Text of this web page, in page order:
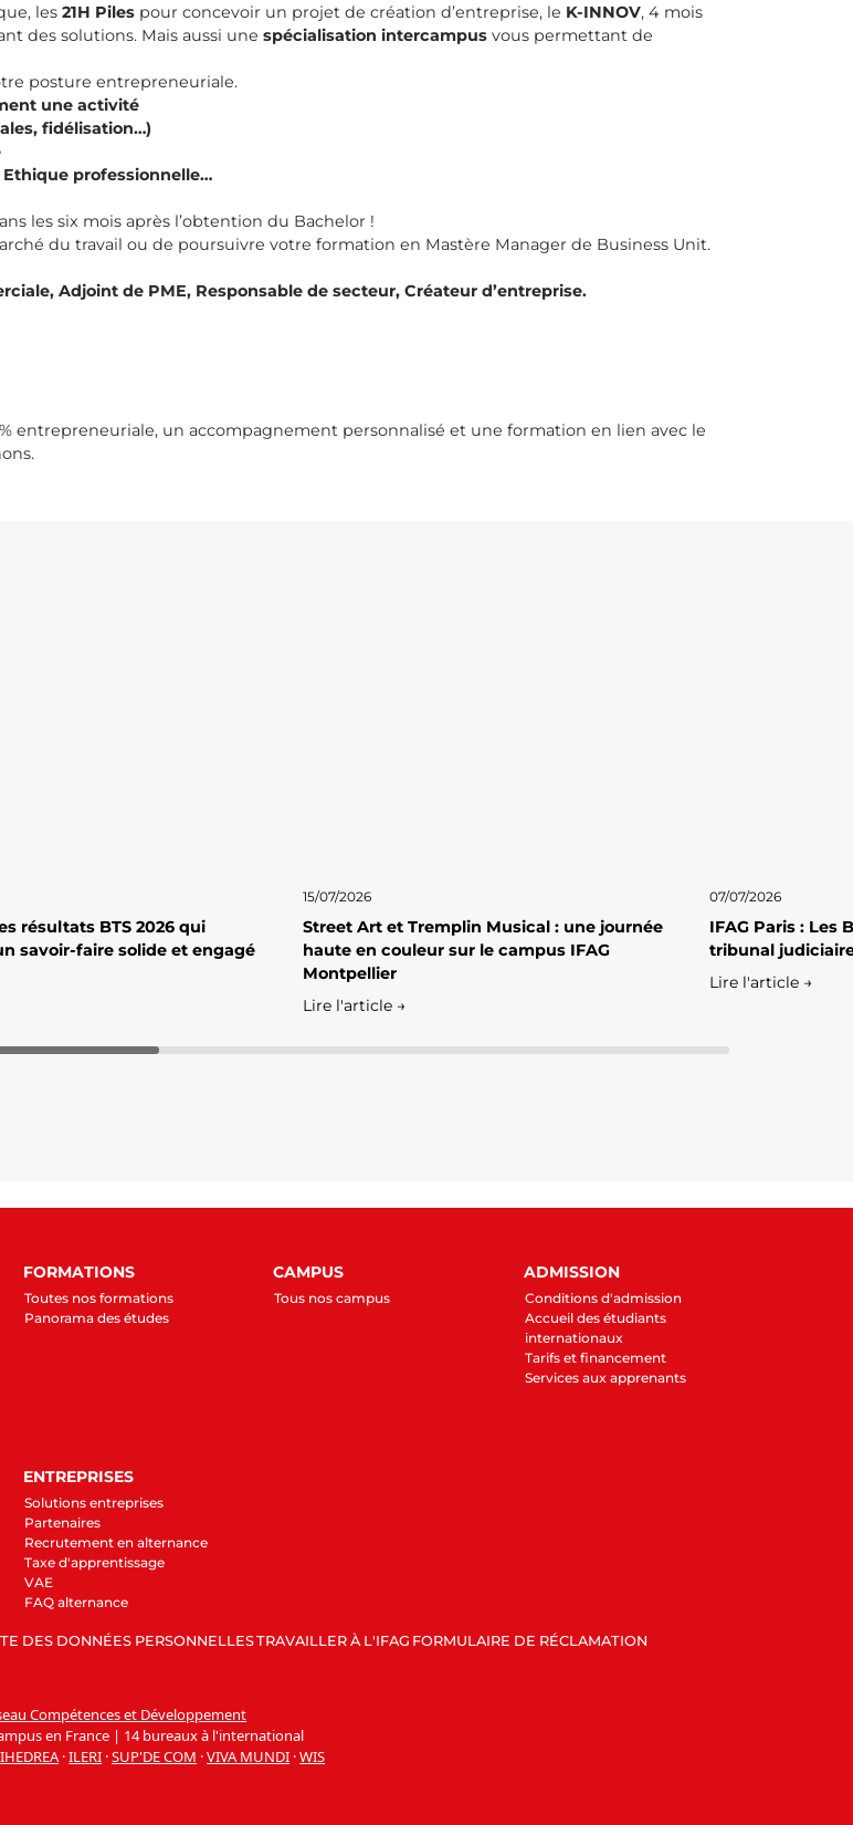
les 21H Piles pour concevoir un projet de création d’entreprise, le K-INNOV, 4 mois
des solutions. Mais aussi une spécialisation intercampus vous permettant de
posture entrepreneuriale.
une activité
fidélisation…)
Ethique professionnelle…
les six mois après l’obtention du Bachelor !
du travail ou de poursuivre votre formation en Mastère Manager de Business Unit.
Adjoint de PME, Responsable de secteur, Créateur d’entreprise.
entrepreneuriale, un accompagnement personnalisé et une formation en lien avec le
résultats BTS 2026 qui
savoir-faire solide et engagé
15/07/2026
Street Art et Tremplin Musical : une journée
haute en couleur sur le campus IFAG
Montpellier
Lire l'article →
07/07/2026
IFAG Paris : Les
tribunal
Lire l'article →
FORMATIONS
Toutes nos formations
Panorama des études
CAMPUS
Tous nos campus
ADMISSION
Conditions d'admission
Accueil des étudiants
internationaux
Tarifs et financement
Services aux apprenants
ENTREPRISES
Solutions entreprises
Partenaires
Recrutement en alternance
Taxe d'apprentissage
VAE
FAQ alternance
DES DONNÉES PERSONNELLESTRAVAILLER À L'IFAG FORMULAIRE DE RÉCLAMATION